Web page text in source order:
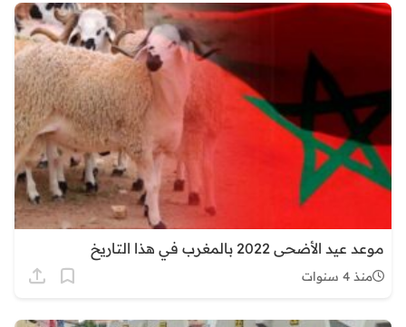
موعد عيد الأضحى 2022 بالمغرب في هذا التاريخ
منذ 4 سنوات